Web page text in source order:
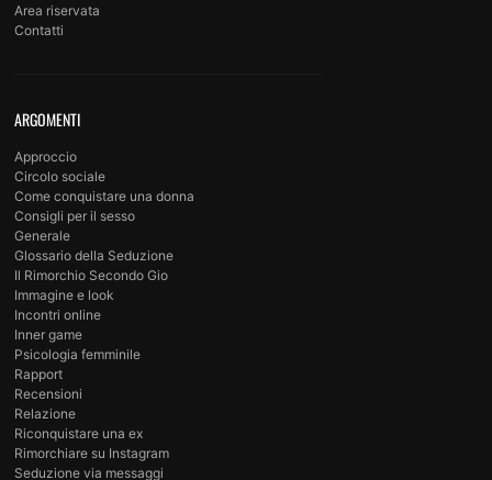
Area riservata
Contatti
ARGOMENTI
Approccio
Circolo sociale
Come conquistare una donna
Consigli per il sesso
Generale
Glossario della Seduzione
Il Rimorchio Secondo Gio
Immagine e look
Incontri online
Inner game
Psicologia femminile
Rapport
Recensioni
Relazione
Riconquistare una ex
Rimorchiare su Instagram
Seduzione via messaggi